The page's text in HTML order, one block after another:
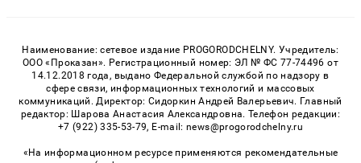
Наименование: сетевое издание PROGORODCHELNY. Учредитель:
ООО «Проказан». Регистрационный номер: ЭЛ № ФС 77-74496 от
14.12.2018 года, выдано Федеральной службой по надзору в
сфере связи, информационных технологий и массовых
коммуникаций. Директор: Сидоркин Андрей Валерьевич. Главный
редактор: Шарова Анастасия Александровна. Телефон редакции:
+7 (922) 335-53-79, E-mail: news@progorodchelny.ru
«На информационном ресурсе применяются рекомендательные